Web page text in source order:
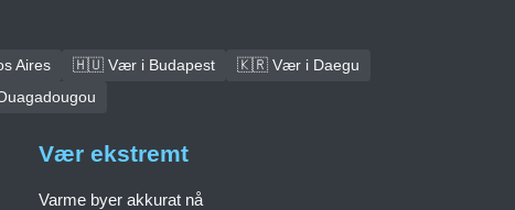
Aires 🇭🇺 Vær i Budapest
🇰🇷 Vær i Daegu
Vær ekstremt
Varme byer akkurat nå